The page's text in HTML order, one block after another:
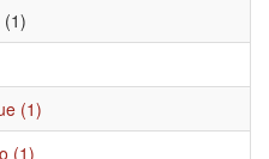
(1)
(1)
(1)